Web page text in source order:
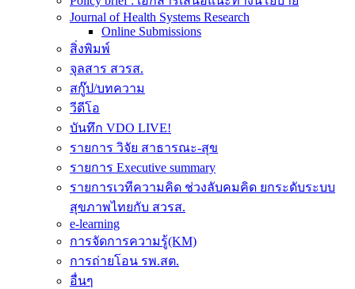
Journal of Health Systems Research
Online Submissions
สิ่งพิมพ์
จุลสาร สวรส.
สกู๊ป/บทความ
วีดีโอ
บันทึก VDO LIVE!
รายการ วิจัย สาธารณะ-สุข
รายการ Executive summary
รายการเวทีความคิด ช่วงลับคมคิด ยกระดับระบบ
สุขภาพไทยกับ สวรส.
e-learning
การจัดการความรู้(KM)
การถ่ายโอน รพ.สต.
อื่นๆ